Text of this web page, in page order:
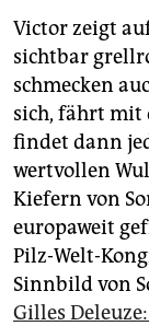
Victor zeigt
sichtbar
schmecken
sich, fährt mit
findet dann
wertvollen
Kiefern von
europaweit
Pilz-Welt-
Sinnbild von
Gilles